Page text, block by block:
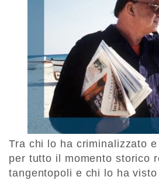
Tra chi lo ha criminalizzato
per tutto il momento storico
tangentopoli e chi lo ha